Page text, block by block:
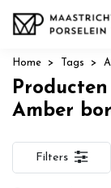
Home Tags
Amber
Filters